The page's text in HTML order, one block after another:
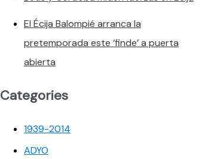
El Écija Balompié arranca la
pretemporada este ‘finde’ a puerta
abierta
Categories
1939-2014
ADYO